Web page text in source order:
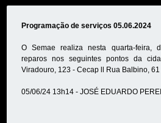
Programação de serviços 05.06.2024
O Semae realiza nesta quarta-feira,
reparos nos seguintes pontos da
Viradouro, 123 - Cecap ll Rua Balbino,
05/06/24 13h14 - JOSÉ EDUARDO